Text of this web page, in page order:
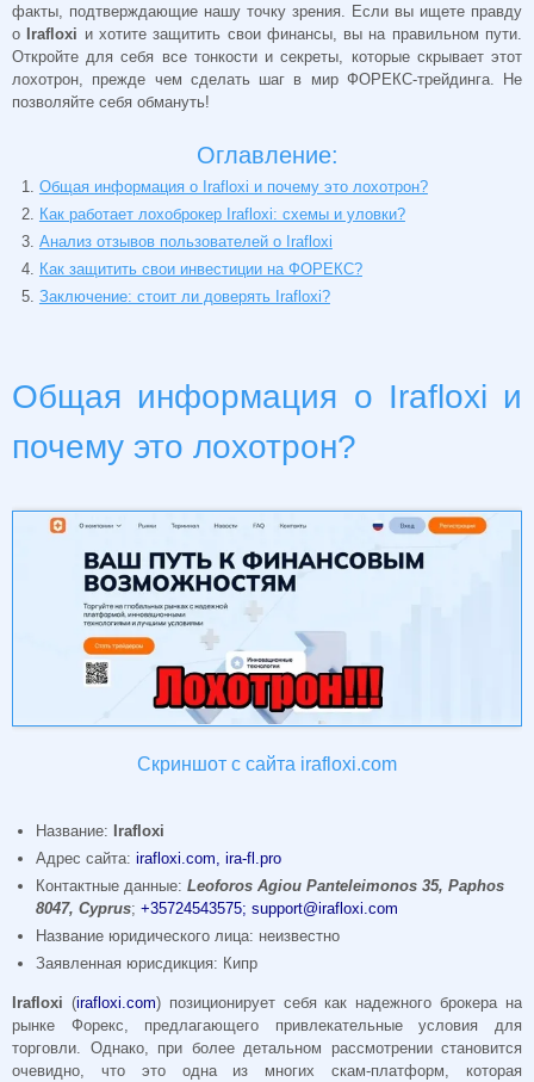
факты, подтверждающие нашу точку зрения. Если вы ищете правду
о
Irafloxi и хотите защитить свои финансы, вы на правильном пути.
Откройте для себя все тонкости и секреты, которые скрывает этот
лохотрон, прежде чем сделать шаг в мир ФОРЕКС-трейдинга. Не
позволяйте себя обмануть!
Оглавление:
Общая информация о Irafloxi и почему это лохотрон?
Как работает лохоброкер Irafloxi: схемы и уловки?
Анализ отзывов пользователей о Irafloxi
Как защитить свои инвестиции на ФОРЕКС?
Заключение: стоит ли доверять Irafloxi?
Общая информация о Irafloxi и
почему это лохотрон?
Скриншот с сайта irafloxi.com
Название: Irafloxi
Адрес сайта:irafloxi.com, ira-fl.pro
Контактные данные:Leoforos Agiou Panteleimonos 35, Paphos
8047, Cyprus;+35724543575;support@irafloxi.com
Название юридического лица: неизвестно
Заявленная юрисдикция: Кипр
Irafloxi (irafloxi.com) позиционирует себя как надежного брокера на
рынке Форекс, предлагающего привлекательные условия для
торговли. Однако, при более детальном рассмотрении становится
очевидно, что это одна из многих скам-платформ, которая